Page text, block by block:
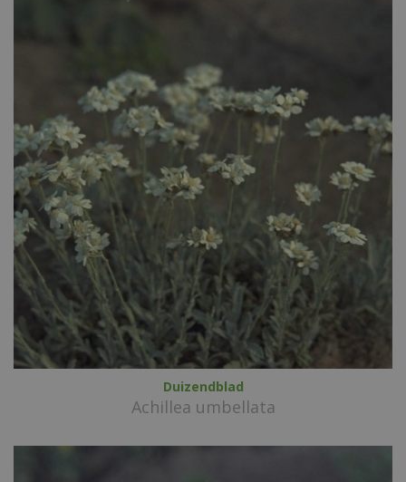
Duizendblad
Achillea umbellata